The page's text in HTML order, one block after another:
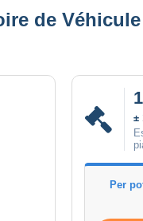
de
±
Per